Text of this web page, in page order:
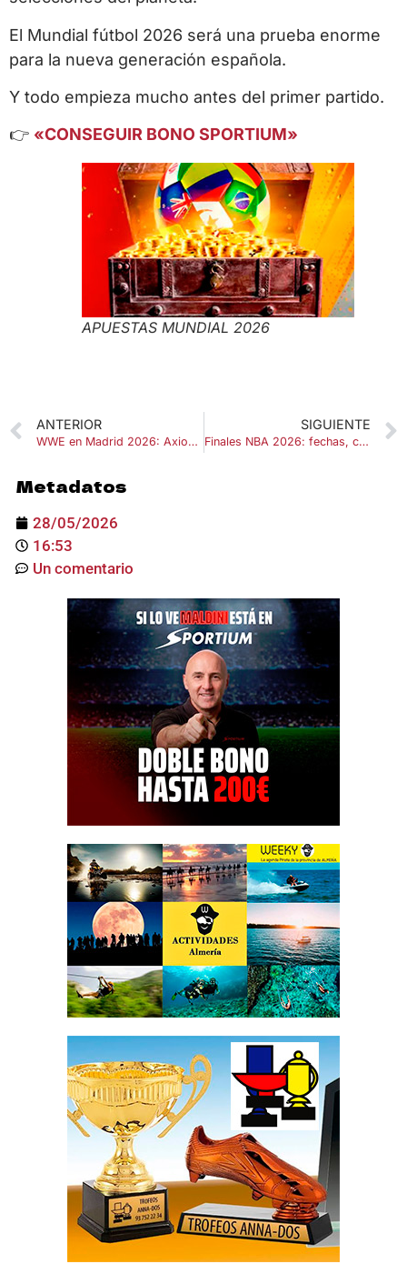
El Mundial fútbol 2026 será una prueba enorme
para la nueva generación española.
Y todo empieza mucho antes del primer partido.
👉 «CONSEGUIR BONO SPORTIUM»
APUESTAS MUNDIAL 2026
ANTERIOR
WWE en Madrid 2026: Axiom será la gran estrella en Vistalegre
SIGUIENTE
Finales NBA 2026: fechas, calendario y dónde ver los partidos
Metadatos
28/05/2026
16:53
Un comentario